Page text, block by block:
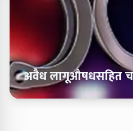
अवैध लागूऔषधसहित